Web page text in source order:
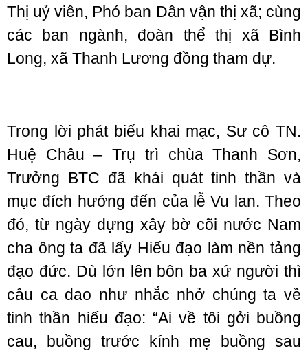
Thị uỷ viên, Phó ban Dân vận thị xã; cùng
các ban ngành, đoàn thể thị xã Bình
Long, xã Thanh Lương đồng tham dự.
Trong lời phát biểu khai mạc, Sư cô TN.
Huệ Châu – Trụ trì chùa Thanh Sơn,
Trưởng BTC đã khái quát tinh thần và
mục đích hướng đến của lễ Vu lan. Theo
đó, từ ngày dựng xây bờ cõi nước Nam
cha ông ta đã lấy Hiếu đạo làm nền tảng
đạo đức. Dù lớn lên bôn ba xứ người thì
câu ca dao như nhắc nhở chúng ta về
tinh thần hiếu đạo: “Ai về tôi gởi buồng
cau, buồng trước kính mẹ buồng sau